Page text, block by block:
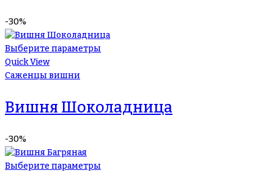
-30%
Выберите параметры
Quick View
Саженцы вишни
Вишня Шоколадница
-30%
Выберите параметры